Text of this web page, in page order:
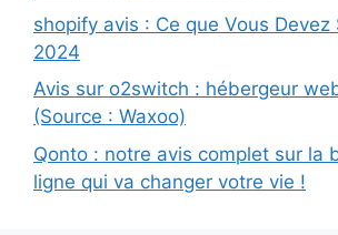
shopify avis : Ce que Vous Devez
2024
Avis sur o2switch : hébergeur
(Source : Waxoo)
Qonto : notre avis complet sur la
ligne qui va changer votre vie !